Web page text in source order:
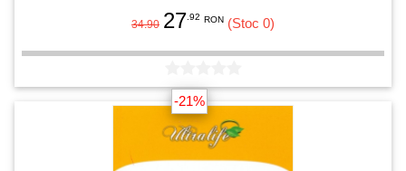
34.90 27 .92 RON (Stoc 0)
-21%